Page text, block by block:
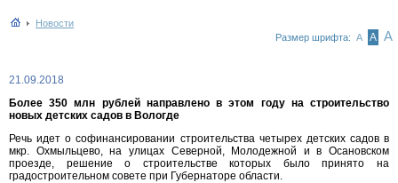
Новости
Размер шрифта: А А А
21.09.2018
Более 350 млн рублей направлено в этом году на строительство
новых детских садов в Вологде
Речь идет о софинансировании строительства четырех детских садов в
мкр. Охмыльцево, на улицах Северной, Молодежной и в Осановском
проезде, решение о строительстве которых было принято на
градостроительном совете при Губернаторе области.